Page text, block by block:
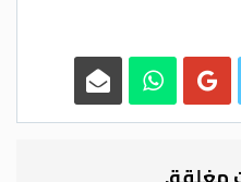
عشرات المستوطنين
باحات الأقصى، على